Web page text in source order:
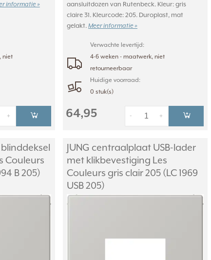
informatie »
niet
+
aansluitdozen van Rutenbeck. Kleur: gris
claire 31. Kleurcode: 205. Duroplast, mat
gelakt. Meer informatie »
Verwachte levertijd:
4-6 weken - maatwerk, niet
retourneerbaar
Huidige voorraad:
0 stuk(s)
64,95 +
-
Couleurs
B 205)
JUNG centraalplaat USB-lader
met klikbevestiging Les
Couleurs gris clair 205 (LC 1969
USB 205)